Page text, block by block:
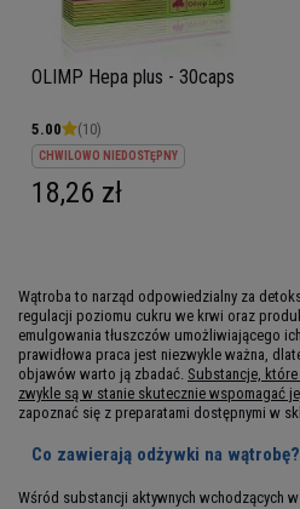
OLIMP Hepa plus - 30caps
5.00 (10)
CHWILOWO NIEDOSTĘPNY
18,26 zł
Wątroba to narząd odpowiedzialny za
regulacji poziomu cukru we krwi oraz
emulgowania tłuszczów umożliwiającego
prawidłowa praca jest niezwykle ważna,
objawów warto ją zbadać. Substancje,
zwykle są w stanie skutecznie wspomagać
zapoznać się z preparatami dostępnymi w
Co zawierają odżywki na wątrobę?
Wśród substancji aktywnych wchodzących